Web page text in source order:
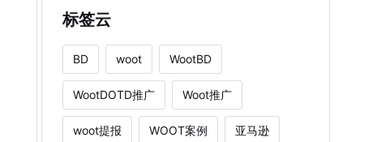
标签云
BD woot WootBD
WootDOTD推广 Woot推广
woot提报 WOOT案例 亚马逊